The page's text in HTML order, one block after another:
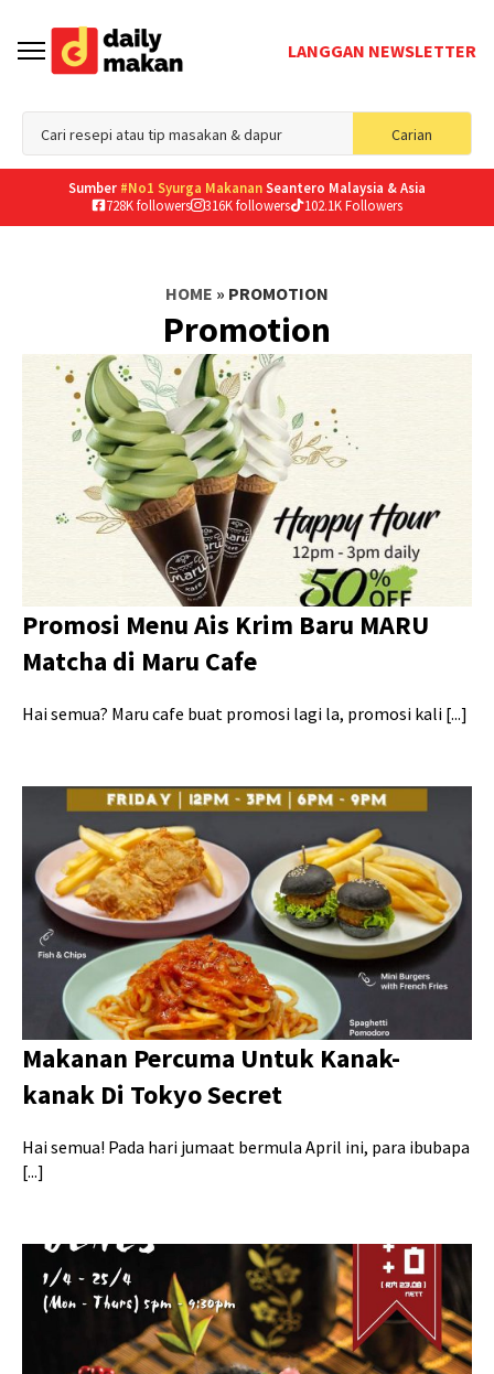
LANGGAN NEWSLETTER
Carian
for:
Sumber #No1 Syurga MakananSeantero Malaysia & Asia
728K followers
316K followers 102.1K Followers
HOME » PROMOTION
Promotion
Promosi Menu Ais Krim Baru MARU
Matcha di Maru Cafe
Hai semua? Maru cafe buat promosi lagi la, promosi kali [...]
Makanan Percuma Untuk Kanak-
kanak Di Tokyo Secret
Hai semua! Pada hari jumaat bermula April ini, para ibubapa
[...]